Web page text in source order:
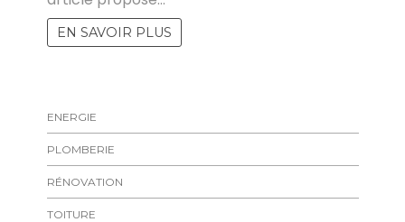
EN SAVOIR PLUS
ENERGIE
PLOMBERIE
RÉNOVATION
TOITURE